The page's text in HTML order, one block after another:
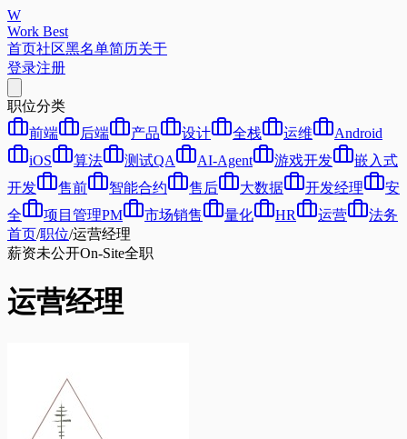
W
Work Best
首页社区黑名单简历关于
登录注册
职位分类
前端
后端 产品 设计 全栈 运维
Android
iOS
算法 测试QA AI-Agent 游戏开发
嵌入式
开发
售前 智能合约 售后 大数据 开发经理
安
全
项目管理PM 市场销售 量化 HR 运营
法务
首页/职位/运营经理
薪资未公开On-Site全职
运营经理